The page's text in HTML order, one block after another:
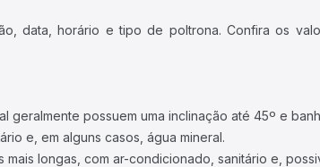
data, horário e tipo de poltrona. Confira os
geralmente possuem uma inclinação até 45º e
e, em alguns casos, água mineral.
longas, com ar-condicionado, sanitário e,